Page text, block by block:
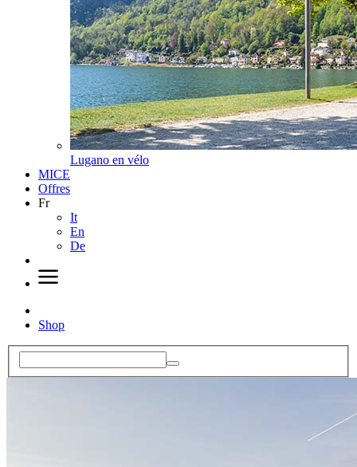
Lugano en vélo
MICE
Offres
Fr
It
En
De
Shop